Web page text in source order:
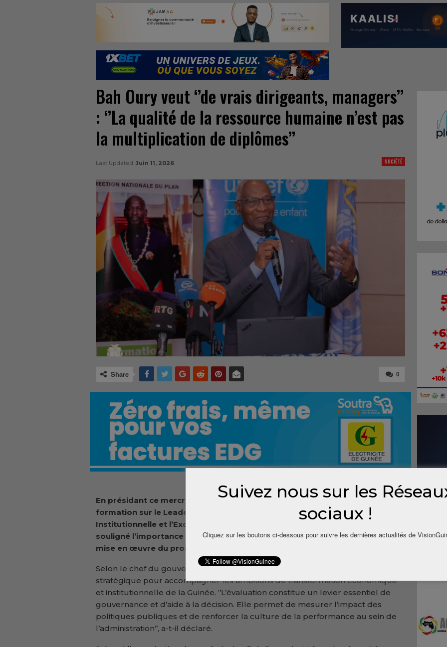
Bah Oury veut ‘’de vrais dirigeants, managers’’
: ‘’La qualité de la ressource humaine n’est pas
la multiplication de diplômes’’
SOCIÉTÉ
Last Updated Juin 11, 2026
0
Share
En présidant ce mercredi la cérémonie de lancement du programme de
formation sur le Leadership en matière d’Évaluation pour la Transformation
Institutionnelle et l’Excellence (ELITE), le Premier ministre Bah Oury a
souligné l’importance de cette initiative dans un contexte marqué par la
mise en œuvre du programme Simandou 2040.
Selon le chef du gouvernement, cette formation répond à un besoin
stratégique pour accompagner les ambitions de transformation économique
et institutionnelle de la Guinée. ‘’L’évaluation constitue un levier essentiel de
gouvernance et d’aide à la décision. Elle permet de mesurer l’impact des
politiques publiques et de renforcer la culture de la performance au sein de
l’administration’’, a-t-il déclaré.
Suivez nous sur les
sociaux !
Cliquez sur les boutons ci-dessous pour suivre les dernières actualités de